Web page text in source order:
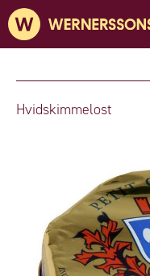
Hvidskimmelost